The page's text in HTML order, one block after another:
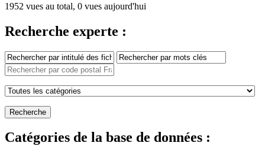
1952 vues au total, 0 vues aujourd'hui
Recherche experte :
Catégories de la base de données :